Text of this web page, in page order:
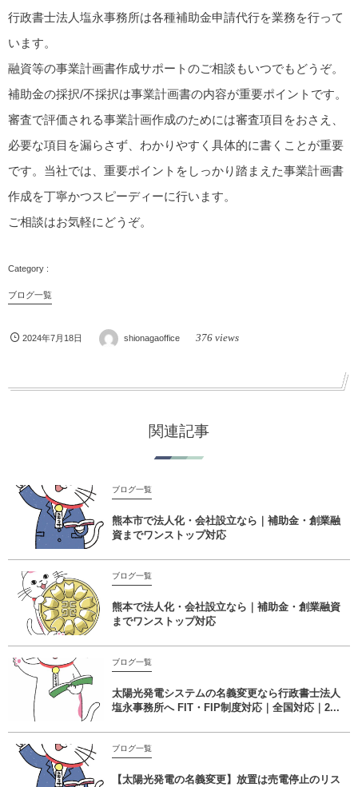
行政書士法人塩永事務所は各種補助金申請代行を業務を行って
います。
融資等の事業計画書作成サポートのご相談もいつでもどうぞ。
補助金の採択/不採択は事業計画書の内容が重要ポイントです。
審査で評価される事業計画作成のためには審査項目をおさえ、
必要な項目を漏らさず、わかりやすく具体的に書くことが重要
です。当社では、重要ポイントをしっかり踏まえた事業計画書
作成を丁寧かつスピーディーに行います。
ご相談はお気軽にどうぞ。
ブログ一覧
2024年7月18日 shionagaoffice 376 views
関連記事
ブログ一覧
熊本市で法人化・会社設立なら｜補助金・創業融
資までワンストップ対応
ブログ一覧
熊本で法人化・会社設立なら｜補助金・創業融資
までワンストップ対応
ブログ一覧
太陽光発電システムの名義変更なら行政書士法人
塩永事務所へ FIT・FIP制度対応｜全国対応｜2...
ブログ一覧
【太陽光発電の名義変更】放置は売電停止のリス